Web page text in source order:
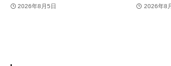
月8日か9月9日に開催見込
2026年8月5日
ァーム
2026年8